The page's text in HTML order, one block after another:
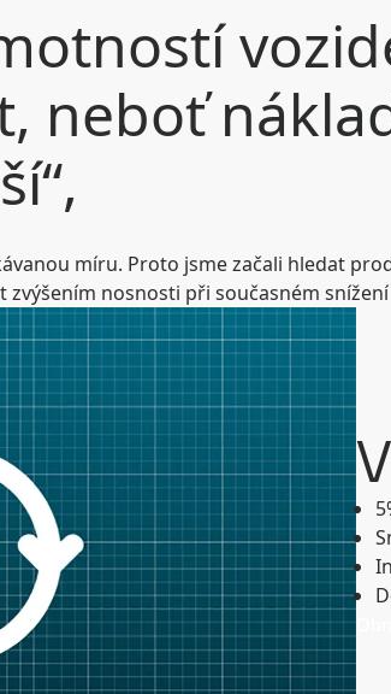
neboť
míru. Proto jsme začali hledat
zvýšením nosnosti při současném